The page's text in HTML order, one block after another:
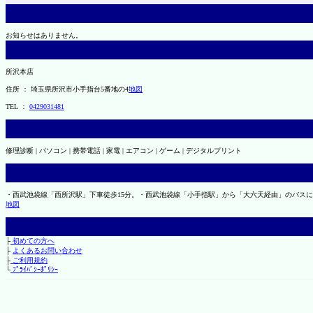
お知らせはありません。
所沢本店
住所 ： 埼玉県所沢市小手指台5番地の4地図
TEL ： 0429031481
修理診断 | パソコン | 携帯電話 | 家電 | エアコン | ゲーム | デジタルプリント
・西武池袋線「西所沢駅」下車徒歩15分。・西武池袋線「小手指駅」から「大六天経由」のバス
地図
├初めての方へ
├ よくあるお問い合わせ
├ご利用規約
└ﾌﾟﾗｲﾊﾞｼｰﾎﾟﾘｼｰ